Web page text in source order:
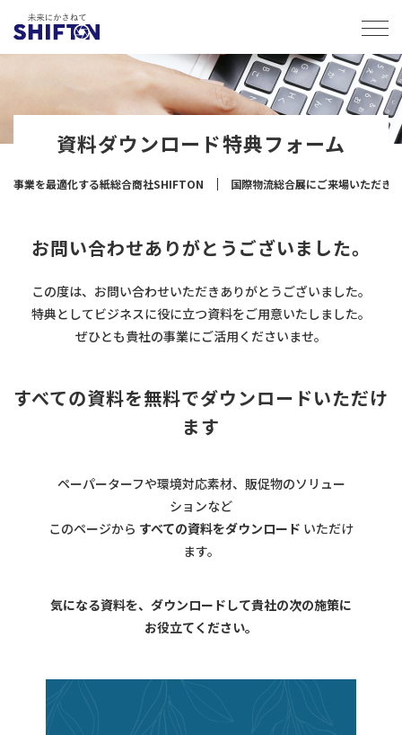
事業を最適化する紙総合商社SHIFTON 国際物流総合展にご来場いただき
資料ダウンロード特典フォーム
お問い合わせありがとうございました。
この度は、お問い合わせいただきありがとうございました。
特典としてビジネスに役に立つ資料をご用意いたしました。
ぜひとも貴社の事業にご活用くださいませ。
すべての資料を無料でダウンロードいただけ
ます
ペーパーターフや環境対応素材、販促物のソリュー
ションなど
このページから すべての資料をダウンロード いただけ
ます。
気になる資料を、ダウンロードして貴社の次の施策に
お役立てください。